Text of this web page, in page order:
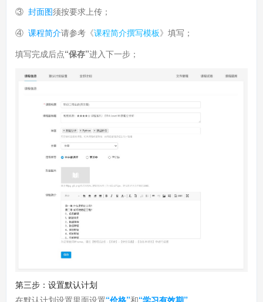
③ 封面图须按要求上传；
④ 课程简介请参考 《课程简介撰写模板》 填写；
填写完成后点“保存”进入下一步；
第三步：设置默认计划